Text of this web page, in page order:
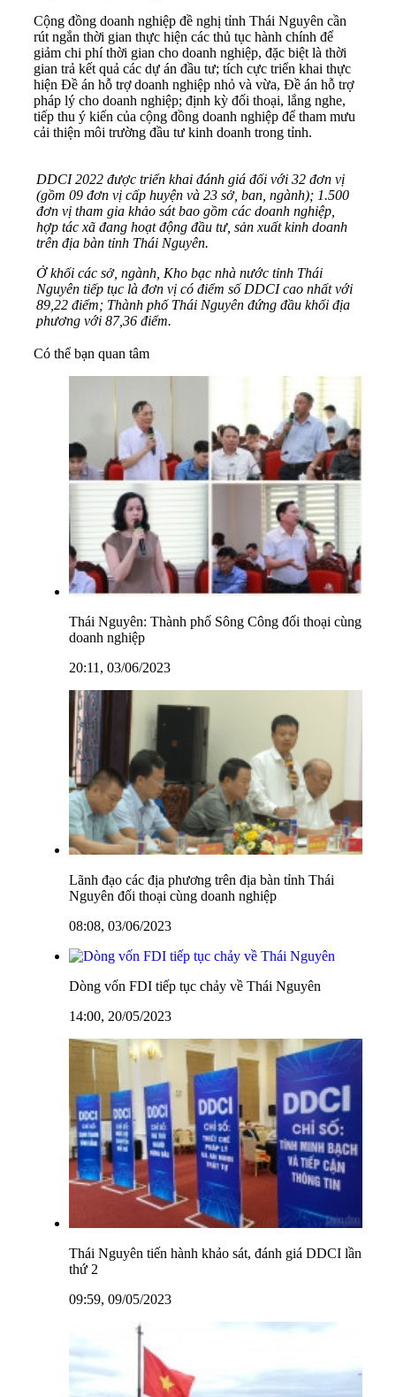
Cộng đồng doanh nghiệp đề nghị tỉnh Thái Nguyên cần
rút ngắn thời gian thực hiện các thủ tục hành chính để
giảm chi phí thời gian cho doanh nghiệp, đặc biệt là thời
gian trả kết quả các dự án đầu tư; tích cực triển khai thực
hiện Đề án hỗ trợ doanh nghiệp nhỏ và vừa, Đề án hỗ trợ
pháp lý cho doanh nghiệp; định kỳ đối thoại, lắng nghe,
tiếp thu ý kiến của cộng đồng doanh nghiệp để tham mưu
cải thiện môi trường đầu tư kinh doanh trong tỉnh.
DDCI 2022 được triển khai đánh giá đối với 32 đơn vị
(gồm 09 đơn vị cấp huyện và 23 sở, ban, ngành); 1.500
đơn vị tham gia khảo sát bao gồm các doanh nghiệp,
hợp tác xã đang hoạt động đầu tư, sản xuất kinh doanh
trên địa bàn tỉnh Thái Nguyên.
Ở khối các sở, ngành, Kho bạc nhà nước tỉnh Thái
Nguyên tiếp tục là đơn vị có điểm số DDCI cao nhất với
89,22 điểm; Thành phố Thái Nguyên đứng đầu khối địa
phương với 87,36 điểm.
Có thể bạn quan tâm
Thái Nguyên: Thành phố Sông Công đối thoại cùng
doanh nghiệp
20:11, 03/06/2023
Lãnh đạo các địa phương trên địa bàn tỉnh Thái
Nguyên đối thoại cùng doanh nghiệp
08:08, 03/06/2023
Dòng vốn FDI tiếp tục chảy về Thái Nguyên
14:00, 20/05/2023
Thái Nguyên tiến hành khảo sát, đánh giá DDCI lần
thứ 2
09:59, 09/05/2023